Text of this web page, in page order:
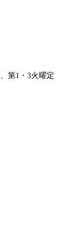
第1・3火曜定